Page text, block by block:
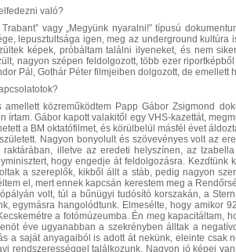
való?
vagy „Megyünk nyaralni!” típusú
lepusztultsága igen, meg az underground
képek, próbáltam találni ilyeneket, és nem
nagyon szépen feldolgozott, több ezer
Pál, Gothár Péter filmjeiben dolgozott, de
közreműködtem Papp Gábor Zsigmond
írtam. Gábor kapott valakitől egy VHS-kazettát,
a BM oktatófilmet, és körülbelül másfél évet
Nagyon bonyolult és szövevényes volt az
illetve az eredeti helyszínen, az
hogy engedje át feldolgozásra.
a szereplők, kikből állt a stáb, pedig nagyon
el, mert ennek kapcsán kerestem meg a
volt, túl a bűnügyi tudósító korszakán, a
egymásra hangolódtunk. Elmesélte, hogy amikor
a fotómúzeumba. Én meg kapacitáltam,
éve ugyanabban a szekrényben álltak a
a saját anyagaiból is adott át nekünk, eleinte
rendszerességgel találkozunk. Nagyon jó képei